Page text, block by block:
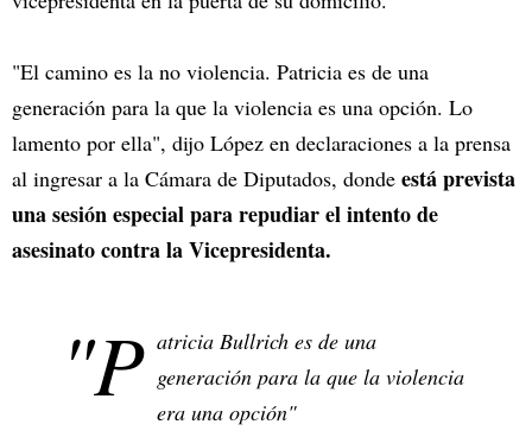
"El camino es la no violencia. Patricia es de una
generación para la que la violencia es una opción. Lo
lamento por ella", dijo López en declaraciones a la prensa
al ingresar a la Cámara de Diputados, donde está prevista
una sesión especial para repudiar el intento de
asesinato contra la Vicepresidenta.
"P atricia Bullrich es de una
generación para la que la violencia
era una opción"